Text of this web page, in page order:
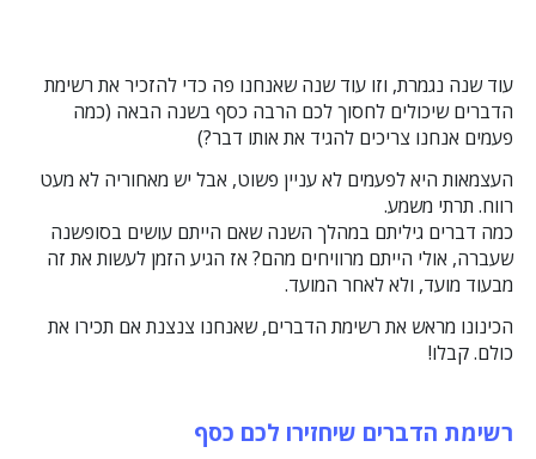
עוד שנה נגמרת, וזו עוד שנה שאנחנו פה כדי להזכיר את רשימת
הדברים שיכולים לחסוך לכם הרבה כסף בשנה הבאה (כמה
פעמים אנחנו צריכים להגיד את אותו דבר?)
העצמאות היא לפעמים לא עניין פשוט, אבל יש מאחוריה לא מעט
רווח. תרתי משמע.
כמה דברים גיליתם במהלך השנה שאם הייתם עושים בסופשנה
שעברה, אולי הייתם מרוויחים מהם? אז הגיע הזמן לעשות את זה
מבעוד מועד, ולא לאחר המועד.
הכינונו מראש את רשימת הדברים, שאנחנו צנצנת אם תכירו את
כולם. קבלו!
רשימת הדברים שיחזירו לכם כסף